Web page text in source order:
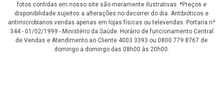
fotos contidas em nosso site são meramente ilustrativas. *Preços e
disponibilidade sujeitos a alterações no decorrer do dia. Antibióticos e
antimicrobianos vendas apenas em lojas físicas ou televendas. Portaria nº
344 - 01/02/1999 - Ministério da Saúde. Horário de funcionamento Central
de Vendas e Atendimento ao Cliente 4003 3393 ou 0800 779 8767 de
domingo a domingo das 08h00 às 20h00.